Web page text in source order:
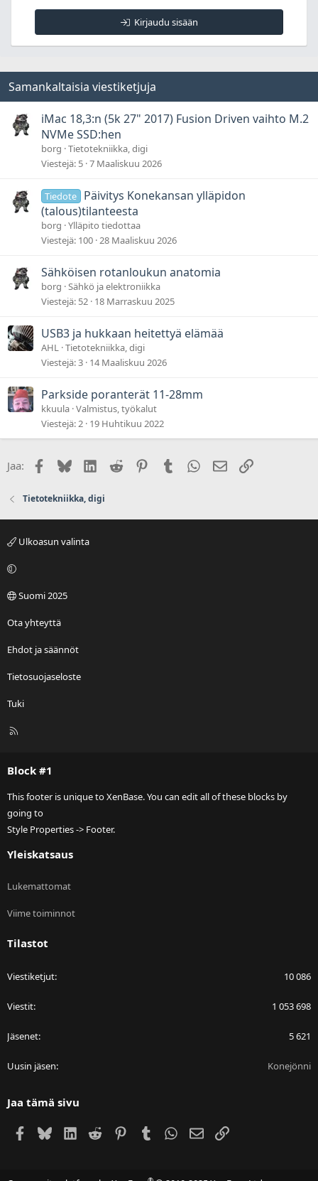
Kirjaudu sisään
Samankaltaisia viestiketjuja
iMac 18,3:n (5k 27" 2017) Fusion Driven vaihto M.2
NVMe SSD:hen
borg Tietotekniikka, digi
Viestejä 5 7 Maaliskuu 2026
Tiedote
Päivitys Konekansan ylläpidon
(talous)tilanteesta
borg Ylläpito tiedottaa
Viestejä 100 28 Maaliskuu 2026
Sähköisen rotanloukun anatomia
borg Sähkö ja elektroniikka
Viestejä 52 18 Marraskuu 2025
USB3 ja hukkaan heitettyä elämää
AHL Tietotekniikka, digi
Viestejä 3 14 Maaliskuu 2026
Parkside poranterät 11-28mm
kkuula Valmistus, työkalut
Viestejä 2 19 Huhtikuu 2022
Jaa: Facebook
BlueskyLinkedIn
Reddit PinterestTumblr WhatsApp
Sähköposti
Linkki
Tietotekniikka, digi
Ulkoasun valinta
Suomi 2025
Ota yhteyttä
Ehdot ja säännöt
Tietosuojaseloste
Tuki
R
Block #1
This footer is unique to XenBase. You can edit all of these blocks by
going to
Style Properties -> Footer.
Yleiskatsaus
Lukemattomat
Viime toiminnot
Tilastot
Viestiketjut 10 086
Viestit 1 053 698
Jäsenet 5 621
Uusin jäsen Konejönni
Jaa tämä sivu
Facebook
BlueskyLinkedIn
Reddit PinterestTumblr WhatsApp
Sähköposti
Linkki